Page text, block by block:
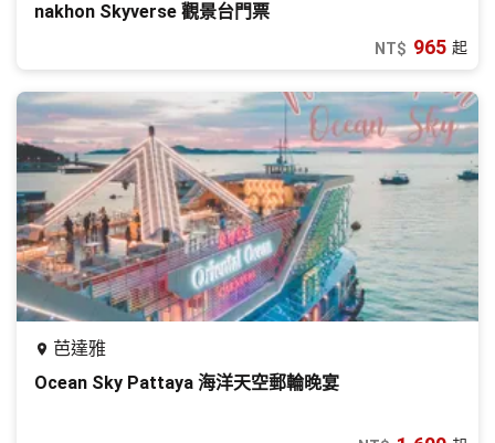
nakhon Skyverse 觀景台門票
NT$ 965 起
芭達雅
Ocean Sky Pattaya 海洋天空郵輪晚宴